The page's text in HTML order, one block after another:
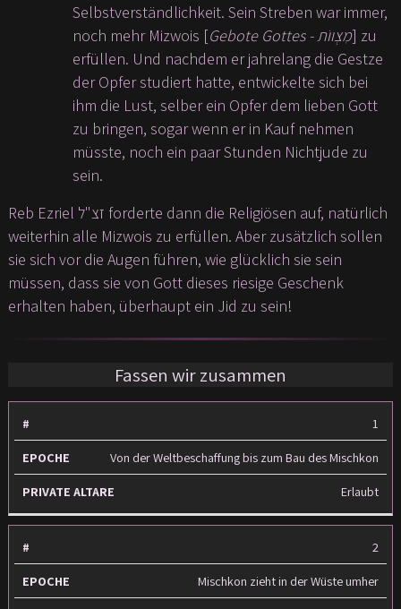
Selbstverständlichkeit. Sein Streben war immer,
noch mehr Mizwois [
Gebote Gottes - מִצְווֹת] zu
erfüllen. Und nachdem er jahrelang die Gestze
der Opfer studiert hatte, entwickelte sich bei
ihm die Lust, selber ein Opfer dem lieben Gott
zu bringen, sogar wenn er in Kauf nehmen
müsste, noch ein paar Stunden Nichtjude zu
sein.
Reb Ezriel זצ"ל forderte dann die Religiösen auf, natürlich
weiterhin alle Mizwois zu erfüllen. Aber zusätzlich sollen
sie sich vor die Augen führen, wie glücklich sie sein
müssen, dass sie von Gott dieses riesige Geschenk
erhalten haben, überhaupt ein Jid zu sein!
Fassen wir zusammen
#
ALTARE
1
Von der Weltbeschaffung bis zum Bau des Mischkon
Erlaubt
2
Mischkon zieht in der Wüste umher